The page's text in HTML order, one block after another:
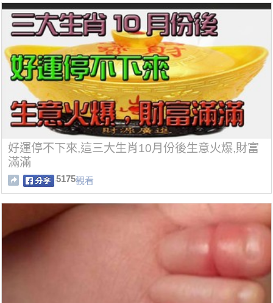
好運停不下來,這三大生肖10月份後生意火爆,財富
滿滿
5175觀看